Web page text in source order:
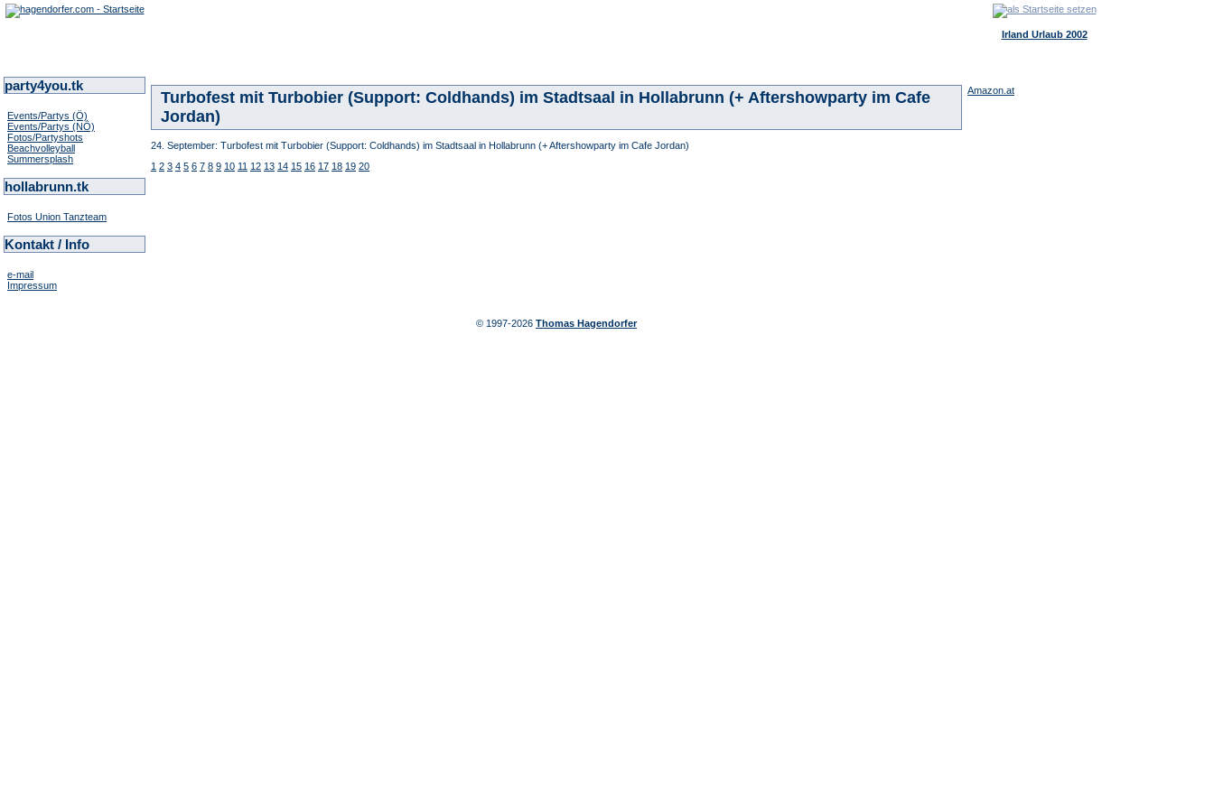
Irland Urlaub 2002
party4you.tk
Events/Partys (Ö)
Events/Partys (NÖ)
Fotos/Partyshots
Beachvolleyball
Summersplash
hollabrunn.tk
Fotos Union Tanzteam
Kontakt / Info
e-mail
Impressum
Turbofest mit Turbobier (Support: Coldhands) im Stadtsaal in Hollabrunn (+ Aftershowparty im Cafe
Jordan)
24. September: Turbofest mit Turbobier (Support: Coldhands) im Stadtsaal in Hollabrunn (+ Aftershowparty im Cafe Jordan)
1 2 3 4 5 6 7 8 9 10 11 12 13 14 15 16 17 18 19 20
Amazon.at
© 1997-2026 Thomas Hagendorfer